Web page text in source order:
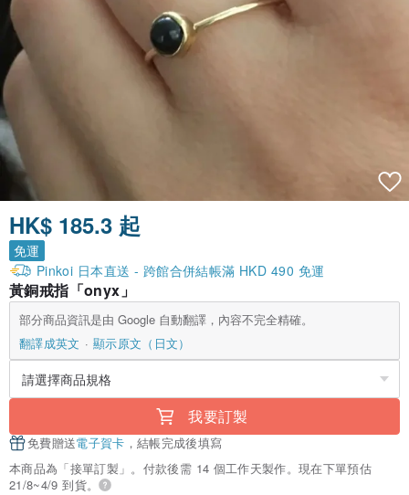
HK$ 185.3 起
免運
Pinkoi 日本直送 - 跨館合併結帳滿 HKD 490 免運
黃銅戒指「onyx」
部分商品資訊是由 Google 自動翻譯，內容不完全精確。
翻譯成英文
顯示原文（日文）
我要訂製
免費贈送電子賀卡 ，結帳完成後填寫
本商品為「接單訂製」。付款後需 14 個工作天製作。現在下單預估
21/8~4/9 到貨。